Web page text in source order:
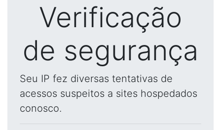
Verificação
de segurança
Seu IP fez diversas tentativas de
acessos suspeitos a sites hospedados
conosco.